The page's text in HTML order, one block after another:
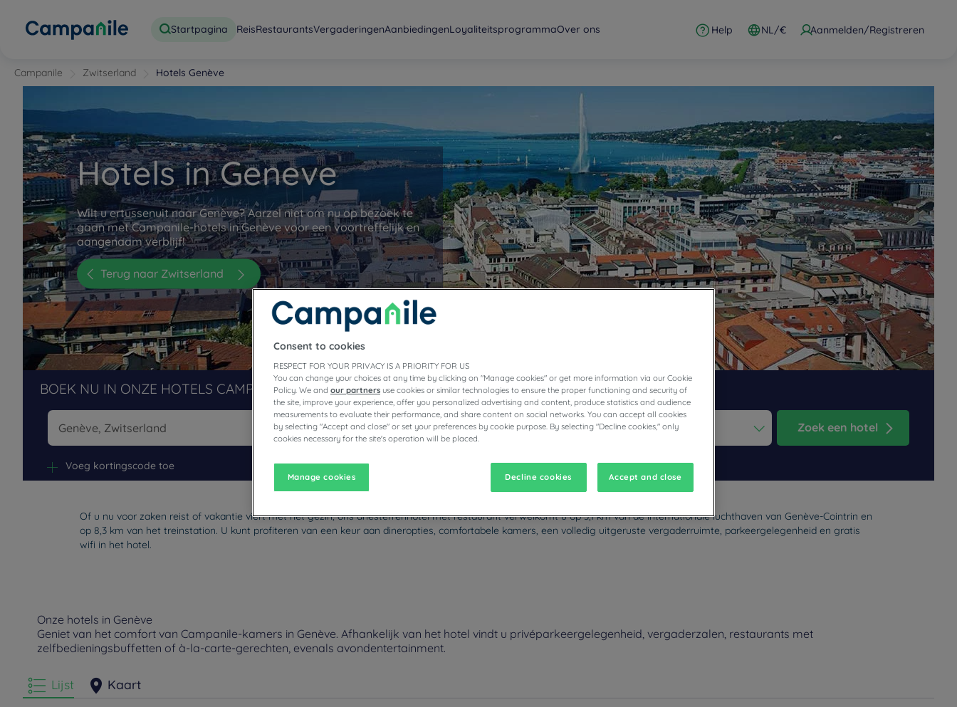
Startpagina ReisRestaurantsVergaderingenAanbiedingenLoyaliteitsprogrammaOver ons Help NL/€ Aanmelden/Registreren
Campanile Zwitserland Hotels Genève
Hotels in Geneve
Wilt u ertussenuit naar Genève? Aarzel niet om nu op bezoek te
gaan met Campanile-hotels in Genève voor een voortreffelijk en
aangenaam verblijf!
Terug naar Zwitserland
BOEK NU IN ONZE HOTELS CAMPANILE
Zoek een hotel
Voeg kortingscode toe
Of u nu voor zaken reist of vakantie viert met het gezin, ons driesterrenhotel met restaurant verwelkomt u op 3,1 km van de internationale luchthaven van Genève-Cointrin en
op 8,3 km van het treinstation. U kunt profiteren van een keur aan dineropties, comfortabele kamers, een volledig uitgeruste vergaderruimte, parkeergelegenheid en gratis
wifi in het hotel.
Onze hotels in Genève
Geniet van het comfort van Campanile-kamers in Genève. Afhankelijk van het hotel vindt u privéparkeergelegenheid, vergaderzalen, restaurants met
zelfbedieningsbuffetten of à-la-carte-gerechten, evenals avondentertainment.
Lijst Kaart
Consent to cookies
RESPECT FOR YOUR PRIVACY IS A PRIORITY FOR US
You can change your choices at any time by clicking on "Manage cookies" or get more information via our Cookie
Policy. We and our partners use cookies or similar technologies to ensure the proper functioning and security of
the site, improve your experience, offer you personalized advertising and content, produce statistics and audience
measurements to evaluate their performance, and share content on social networks. You can accept all cookies
by selecting "Accept and close" or set your preferences by cookie purpose. By selecting "Decline cookies," only
cookies necessary for the site's operation will be placed.
Manage cookies Decline cookies Accept and close